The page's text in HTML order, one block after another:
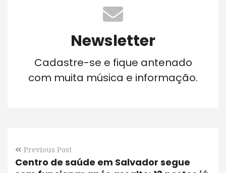
Newsletter
Cadastre-se e fique antenado
com muita música e informação.
Previous Post
Centro de saúde em Salvador segue